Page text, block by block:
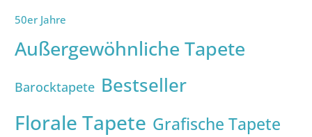
50er Jahre
Außergewöhnliche Tapete
Barocktapete Bestseller
Florale Tapete Grafische Tapete